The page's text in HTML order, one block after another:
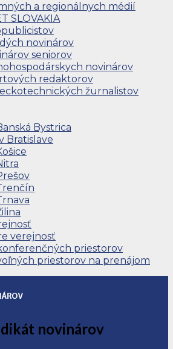
a regionálnych médií
SLOVAKIA
novinárov
seniorov
novinárov
redaktorov
žurnalistov
Bystrica
Bratislave
verejnosť
priestorov
priestorov na prenájom
novinárov